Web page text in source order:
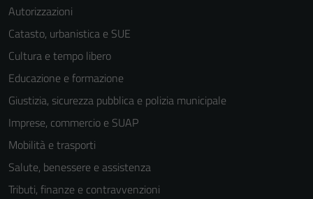
Autorizzazioni
Catasto, urbanistica e SUE
Cultura e tempo libero
Educazione e formazione
Giustizia, sicurezza pubblica e polizia municipale
Imprese, commercio e SUAP
Mobilità e trasporti
Salute, benessere e assistenza
Tributi, finanze e contravvenzioni